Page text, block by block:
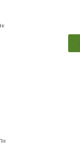
ะ
ะ